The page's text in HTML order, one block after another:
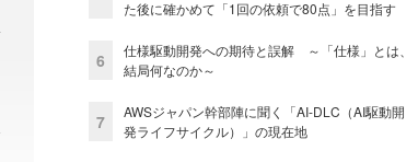
た後に確かめて「1回の依頼で80点」を目指す
6
仕様駆動開発への期待と誤解 ～「仕様」とは、
結局何なのか～
7
AWSジャパン幹部陣に聞く「AI-DLC（AI駆動開
発ライフサイクル）」の現在地